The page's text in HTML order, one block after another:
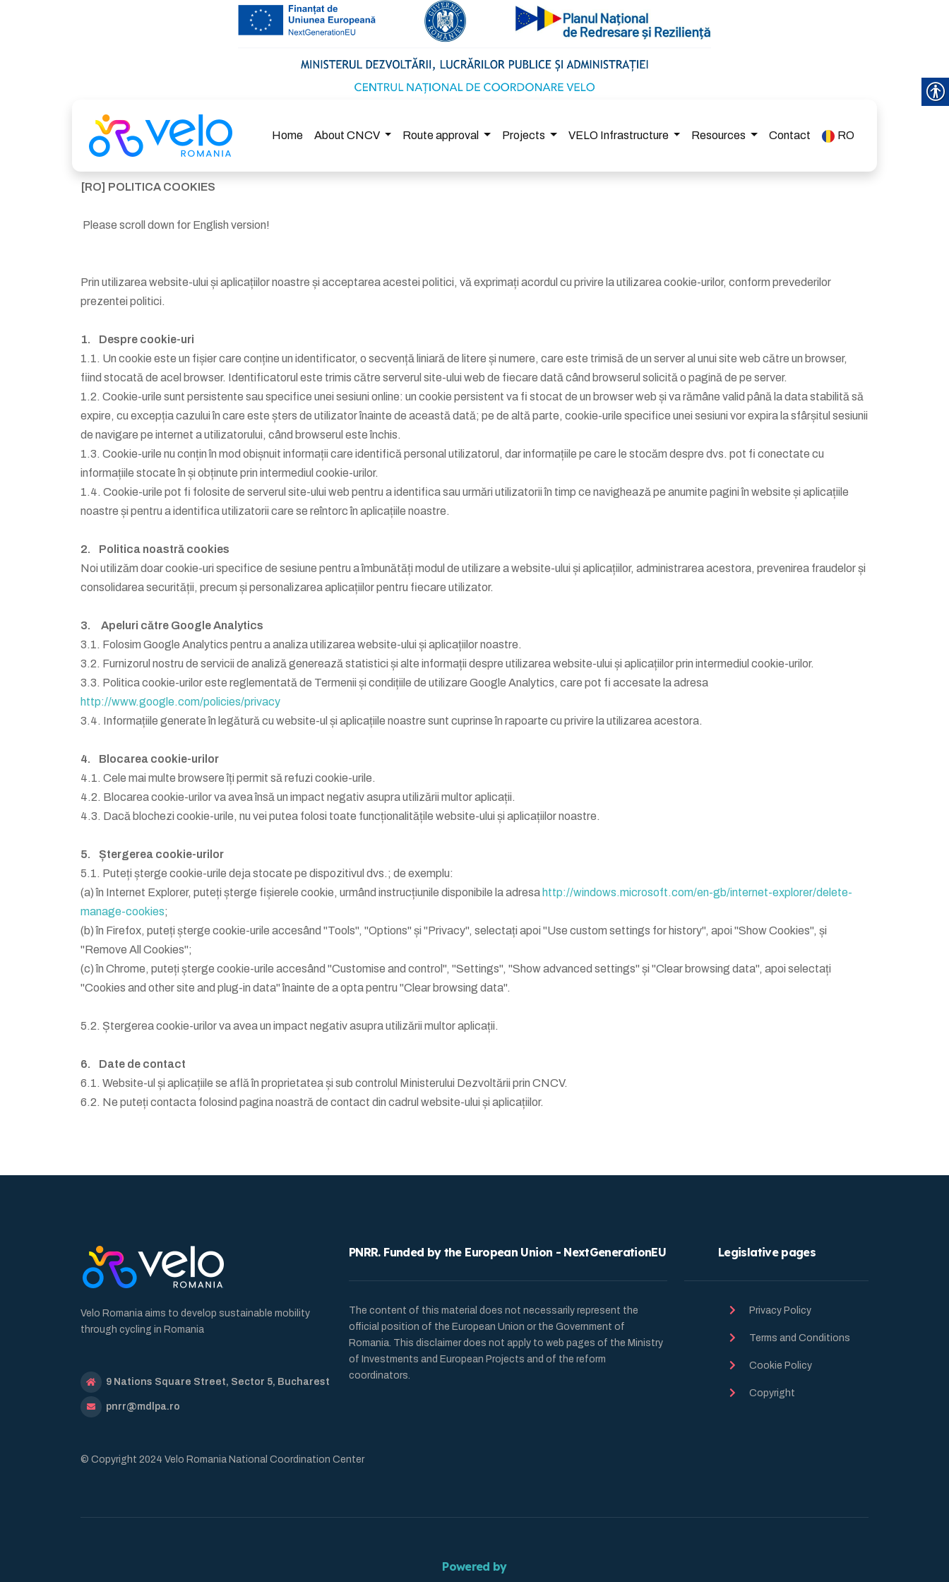
Home About CNCV Route approval Projects VELO Infrastructure Resources Contact RO
[RO] POLITICA COOKIES
Please scroll down for English version!
Prin utilizarea website-ului și aplicațiilor noastre și acceptarea acestei politici, vă exprimați acordul cu privire la utilizarea cookie-urilor, conform prevederilor
prezentei politici.
1. Despre cookie-uri
1.1. Un cookie este un fișier care conține un identificator, o secvență liniară de litere și numere, care este trimisă de un server al unui site web către un browser,
fiind stocată de acel browser. Identificatorul este trimis către serverul site-ului web de fiecare dată când browserul solicită o pagină de pe server.
1.2. Cookie-urile sunt persistente sau specifice unei sesiuni online: un cookie persistent va fi stocat de un browser web și va rămâne valid până la data stabilită să
expire, cu excepția cazului în care este șters de utilizator înainte de această dată; pe de altă parte, cookie-urile specifice unei sesiuni vor expira la sfârșitul sesiunii
de navigare pe internet a utilizatorului, când browserul este închis.
1.3. Cookie-urile nu conțin în mod obișnuit informații care identifică personal utilizatorul, dar informațiile pe care le stocăm despre dvs. pot fi conectate cu
informațiile stocate în și obținute prin intermediul cookie-urilor.
1.4. Cookie-urile pot fi folosite de serverul site-ului web pentru a identifica sau urmări utilizatorii în timp ce navighează pe anumite pagini în website și aplicațiile
noastre și pentru a identifica utilizatorii care se reîntorc în aplicațiile noastre.
2. Politica noastră cookies
Noi utilizăm doar cookie-uri specifice de sesiune pentru a îmbunătăți modul de utilizare a website-ului și aplicațiilor, administrarea acestora, prevenirea fraudelor și
consolidarea securității, precum și personalizarea aplicațiilor pentru fiecare utilizator.
3. Apeluri către Google Analytics
3.1. Folosim Google Analytics pentru a analiza utilizarea website-ului și aplicațiilor noastre.
3.2. Furnizorul nostru de servicii de analiză generează statistici și alte informații despre utilizarea website-ului și aplicațiilor prin intermediul cookie-urilor.
3.3. Politica cookie-urilor este reglementată de Termenii și condițiile de utilizare Google Analytics, care pot fi accesate la adresa
http://www.google.com/policies/privacy
3.4. Informațiile generate în legătură cu website-ul și aplicațiile noastre sunt cuprinse în rapoarte cu privire la utilizarea acestora.
4. Blocarea cookie-urilor
4.1. Cele mai multe browsere îți permit să refuzi cookie-urile.
4.2. Blocarea cookie-urilor va avea însă un impact negativ asupra utilizării multor aplicații.
4.3. Dacă blochezi cookie-urile, nu vei putea folosi toate funcționalitățile website-ului și aplicațiilor noastre.
5. Ștergerea cookie-urilor
5.1. Puteți șterge cookie-urile deja stocate pe dispozitivul dvs.; de exemplu:
(a) în Internet Explorer, puteți șterge fișierele cookie, urmând instrucțiunile disponibile la adresa http://windows.microsoft.com/en-gb/internet-explorer/delete-
manage-cookies;
(b) în Firefox, puteți șterge cookie-urile accesând "Tools", "Options" și "Privacy", selectați apoi "Use custom settings for history", apoi "Show Cookies", și
"Remove All Cookies";
(c) în Chrome, puteți șterge cookie-urile accesând "Customise and control", "Settings", "Show advanced settings" și "Clear browsing data", apoi selectați
"Cookies and other site and plug-in data" înainte de a opta pentru "Clear browsing data".
5.2. Ștergerea cookie-urilor va avea un impact negativ asupra utilizării multor aplicații.
6. Date de contact
6.1. Website-ul și aplicațiile se află în proprietatea și sub controlul Ministerului Dezvoltării prin CNCV.
6.2. Ne puteți contacta folosind pagina noastră de contact din cadrul website-ului și aplicațiilor.
Velo Romania aims to develop sustainable mobility
through cycling in Romania
9 Nations Square Street, Sector 5, Bucharest
pnrr@mdlpa.ro
PNRR. Funded by the European Union - NextGenerationEU
The content of this material does not necessarily represent the
official position of the European Union or the Government of
Romania. This disclaimer does not apply to web pages of the Ministry
of Investments and European Projects and of the reform
coordinators.
Legislative pages
Privacy Policy
Terms and Conditions
Cookie Policy
Copyright
© Copyright 2024 Velo Romania National Coordination Center
Powered by